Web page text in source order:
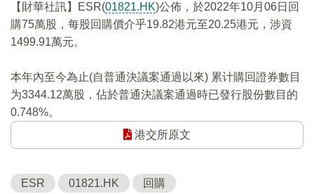
【財華社訊】ESR(01821.HK)公佈，於2022年10月06日回
購75萬股，每股回購價介乎19.82港元至20.25港元，涉資
1499.91萬元。
本年內至今為止(自普通決議案通過以來) 累计購回證券數目
为3344.12萬股，佔於普通決議案通過時已發行股份數目的
0.748%。
港交所原文
ESR 01821.HK 回購